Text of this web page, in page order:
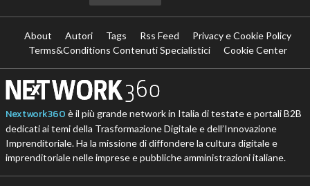
About Autori Tags Rss Feed
Privacy e Cookie Policy
Terms&Conditions Contenuti Specialistici
Cookie Center
Nextwork360 è il più grande network in Italia di testate e portali B2B
dedicati ai temi della Trasformazione Digitale e dell’Innovazione
Imprenditoriale. Ha la missione di diffondere la cultura digitale e
imprenditoriale nelle imprese e pubbliche amministrazioni italiane.